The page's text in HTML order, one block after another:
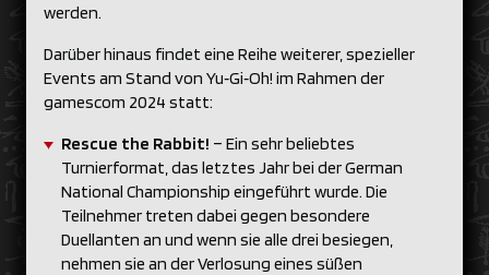
werden.
Darüber hinaus findet eine Reihe weiterer, spezieller
Events am Stand von Yu‑Gi‑Oh! im Rahmen der
gamescom 2024 statt:
Rescue the Rabbit! – Ein sehr beliebtes
Turnierformat, das letztes Jahr bei der German
National Championship eingeführt wurde. Die
Teilnehmer treten dabei gegen besondere
Duellanten an und wenn sie alle drei besiegen,
nehmen sie an der Verlosung eines süßen